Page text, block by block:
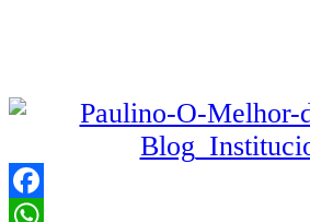
Facebook